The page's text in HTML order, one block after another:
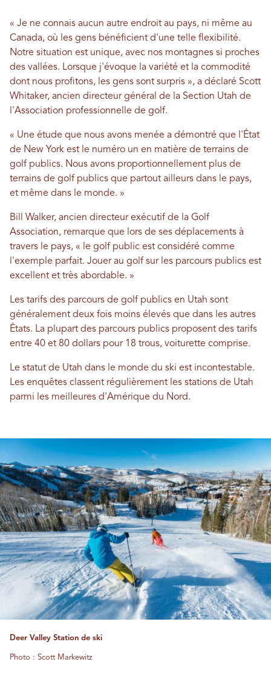
« Je ne connais aucun autre endroit au pays, ni même au
Canada, où les gens bénéficient d'une telle flexibilité.
Notre situation est unique, avec nos montagnes si proches
des vallées. Lorsque j'évoque la variété et la commodité
dont nous profitons, les gens sont surpris », a déclaré Scott
Whitaker, ancien directeur général de la Section Utah de
l'Association professionnelle de golf.
« Une étude que nous avons menée a démontré que l'État
de New York est le numéro un en matière de terrains de
golf publics. Nous avons proportionnellement plus de
terrains de golf publics que partout ailleurs dans le pays,
et même dans le monde. »
Bill Walker, ancien directeur exécutif de la Golf
Association, remarque que lors de ses déplacements à
travers le pays, « le golf public est considéré comme
l'exemple parfait. Jouer au golf sur les parcours publics est
excellent et très abordable. »
Les tarifs des parcours de golf publics en Utah sont
généralement deux fois moins élevés que dans les autres
États. La plupart des parcours publics proposent des tarifs
entre 40 et 80 dollars pour 18 trous, voiturette comprise.
Le statut de Utah dans le monde du ski est incontestable.
Les enquêtes classent régulièrement les stations de Utah
parmi les meilleures d'Amérique du Nord.
Deer Valley Station de ski
Photo : Scott Markewitz